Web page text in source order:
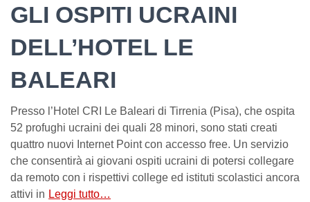
GLI OSPITI UCRAINI
DELL’HOTEL LE
BALEARI
Presso l’Hotel CRI Le Baleari di Tirrenia (Pisa), che ospita
52 profughi ucraini dei quali 28 minori, sono stati creati
quattro nuovi Internet Point con accesso free. Un servizio
che consentirà ai giovani ospiti ucraini di potersi collegare
da remoto con i rispettivi college ed istituti scolastici ancora
attivi in Leggi tutto…